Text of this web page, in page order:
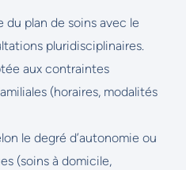
plan de soins avec le
pluridisciplinaires.
aux contraintes
(horaires, modalités
le degré d’autonomie ou
(soins à domicile,